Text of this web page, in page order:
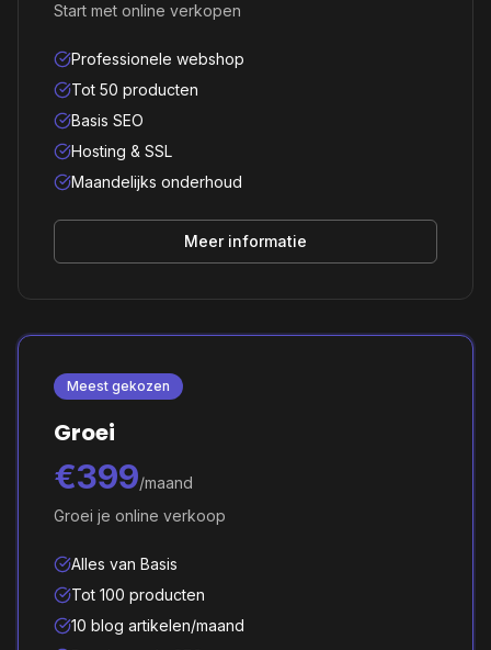
Start met online verkopen
Professionele webshop
Tot 50 producten
Basis SEO
Hosting & SSL
Maandelijks onderhoud
Meer informatie
Meest gekozen
Groei
€399/maand
Groei je online verkoop
Alles van Basis
Tot 100 producten
10 blog artikelen/maand